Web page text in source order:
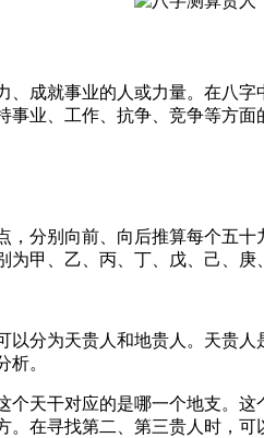
成就事业的人或力量。在八
业、工作、抗争、竞争等方面
分别向前、向后推算每个五
甲、乙、丙、丁、戊、己、
分为天贵人和地贵人。天贵
。
天干对应的是哪一个地支。
在寻找第二、第三贵人时，